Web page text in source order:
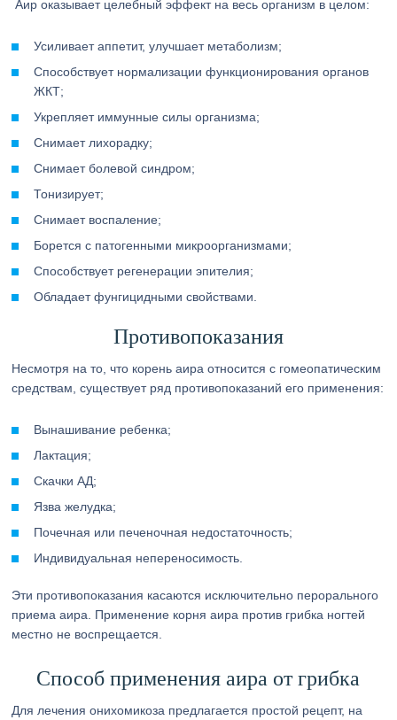
Аир оказывает целебный эффект на весь организм в целом:
Усиливает аппетит, улучшает метаболизм;
Способствует нормализации функционирования органов
ЖКТ;
Укрепляет иммунные силы организма;
Снимает лихорадку;
Снимает болевой синдром;
Тонизирует;
Снимает воспаление;
Борется с патогенными микроорганизмами;
Способствует регенерации эпителия;
Обладает фунгицидными свойствами.
Противопоказания
Несмотря на то, что корень аира относится с гомеопатическим
средствам, существует ряд противопоказаний его применения:
Вынашивание ребенка;
Лактация;
Скачки АД;
Язва желудка;
Почечная или печеночная недостаточность;
Индивидуальная непереносимость.
Эти противопоказания касаются исключительно перорального
приема аира. Применение корня аира против грибка ногтей
местно не воспрещается.
Способ применения аира от грибка
Для лечения онихомикоза предлагается простой рецепт, на